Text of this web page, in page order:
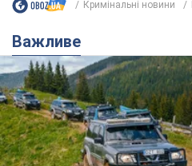
Кримінальні новини
Важливе